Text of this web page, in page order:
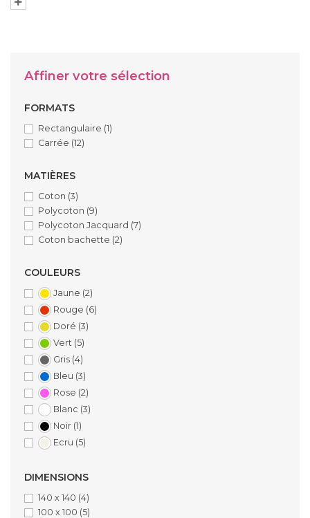
Affiner votre sélection
FORMATS
Rectangulaire (1)
Carrée (12)
MATIÈRES
Coton (3)
Polycoton (9)
Polycoton Jacquard (7)
Coton bachette (2)
COULEURS
Jaune (2)
Rouge (6)
Doré (3)
Vert (5)
Gris (4)
Bleu (3)
Rose (2)
Blanc (3)
Noir (1)
Ecru (5)
DIMENSIONS
140 x 140 (4)
100 x 100 (5)